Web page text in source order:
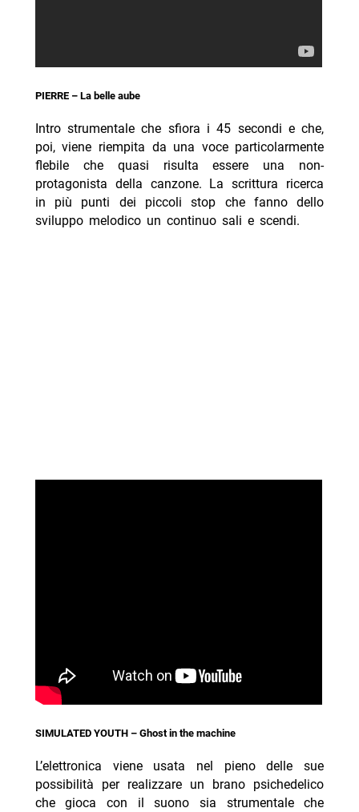
PIERRE – La belle aube
Intro strumentale che sfiora i 45 secondi e che,
poi, viene riempita da una voce particolarmente
flebile che quasi risulta essere una non-
protagonista della canzone. La scrittura ricerca
in più punti dei piccoli stop che fanno dello
sviluppo melodico un continuo sali e scendi.
SIMULATED YOUTH – Ghost in the machine
L’elettronica viene usata nel pieno delle sue
possibilità per realizzare un brano psichedelico
che gioca con il suono sia strumentale che